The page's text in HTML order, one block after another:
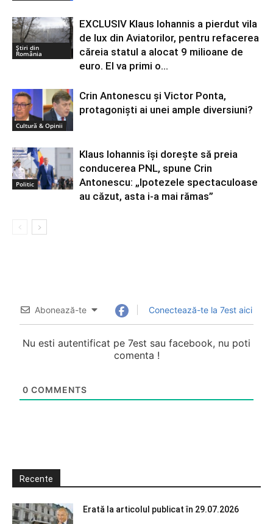
Știri din
România
EXCLUSIV Klaus Iohannis a pierdut vila
de lux din Aviatorilor, pentru refacerea
căreia statul a alocat 9 milioane de
euro. El va primi o...
Cultură & Opinii
Crin Antonescu și Victor Ponta,
protagoniști ai unei ample diversiuni?
Politic
Klaus Iohannis își dorește să preia
conducerea PNL, spune Crin
Antonescu: „Ipotezele spectaculoase
au căzut, asta i-a mai rămas”
Abonează-te Conectează-te la 7est aici
Nu esti autentificat pe 7est sau facebook, nu poti
comenta !
0 COMMENTS
Recente
Erată la articolul publicat în 29.07.2026